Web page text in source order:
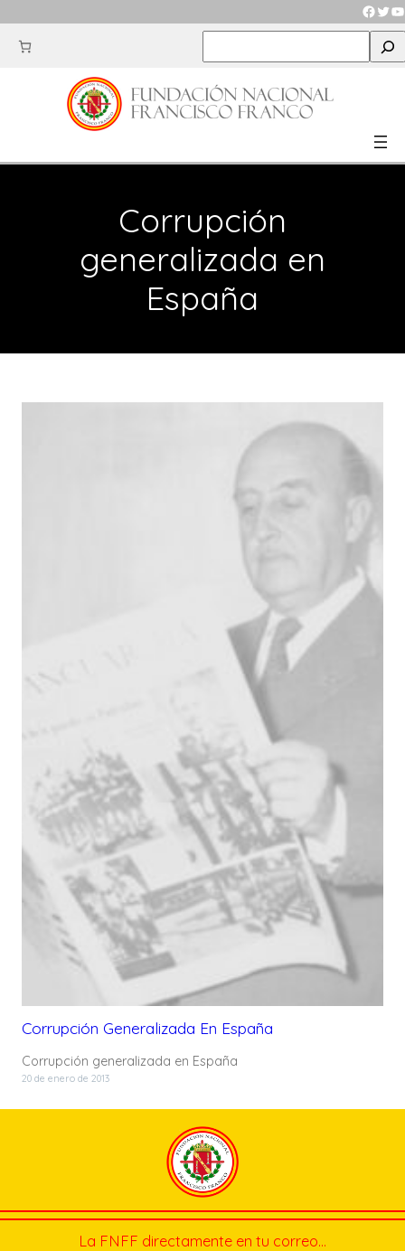
al
contenido
e
r
c
Corrupción
generalizada en
España
Corrupción Generalizada En España
Corrupción generalizada en España
20 de enero de 2013
La FNFF directamente en tu correo…